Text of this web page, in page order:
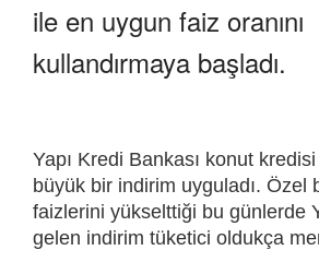
ile en uygun faiz oranını
kullandırmaya başladı.
Yapı Kredi Bankası konut
büyük bir indirim uyguladı. Özel
faizlerini yükselttiği bu günlerde
gelen indirim tüketici oldukça